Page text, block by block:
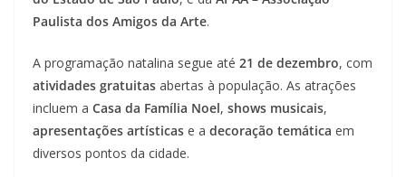
Paulista dos Amigos da Arte.
A programação natalina segue até 21 de dezembro, com
atividades gratuitas abertas à população. As atrações
incluem a Casa da Família Noel, shows musicais,
apresentações artísticas e a decoração temática em
diversos pontos da cidade.